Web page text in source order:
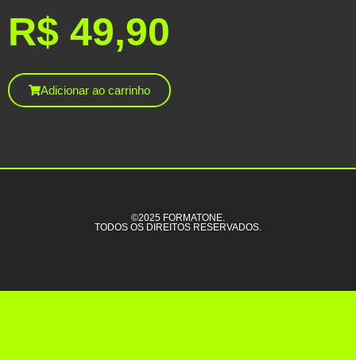
R$ 49,90
Adicionar ao carrinho
©2025 FORMATONE.
TODOS OS DIREITOS RESERVADOS.